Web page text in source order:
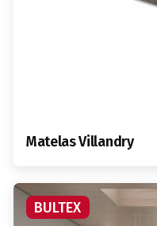
Matelas Villandry
BULTEX